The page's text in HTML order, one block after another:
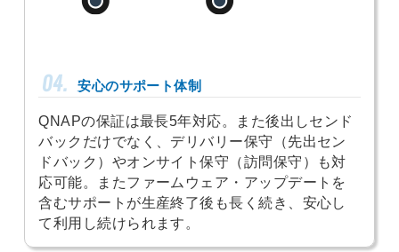
04. 安心のサポート体制
QNAPの保証は最長5年対応。また後出しセンド
バックだけでなく、デリバリー保守（先出セン
ドバック）やオンサイト保守（訪問保守）も対
応可能。またファームウェア・アップデートを
含むサポートが生産終了後も長く続き、安心し
て利用し続けられます。